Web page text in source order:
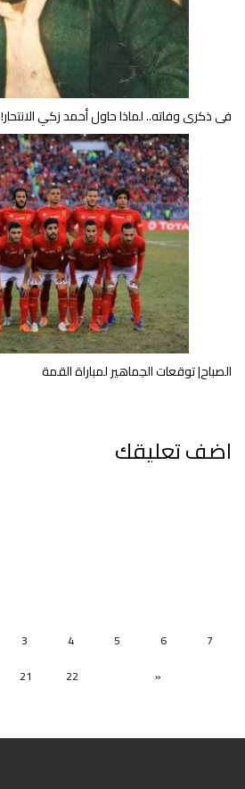
فى ذكرى وفاته.. لماذا حاول أحمد زكي الانتحار!
الصباح| توقعات الجماهير لمباراة القمة
اضف تعليقك
3 4 5 6
7
21 22 »